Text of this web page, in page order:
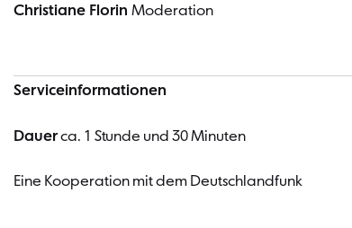
Christiane Florin Moderation
Serviceinformationen
Dauerca. 1 Stunde und 30 Minuten
Eine Kooperation mit dem Deutschlandfunk